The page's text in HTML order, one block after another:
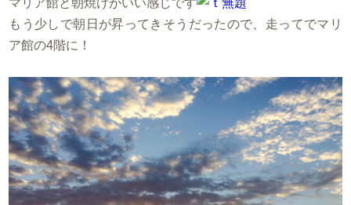
マリア館と朝焼けがいい感じです
もう少しで朝日が昇ってきそうだったので、走ってでマリ
ア館の4階に！